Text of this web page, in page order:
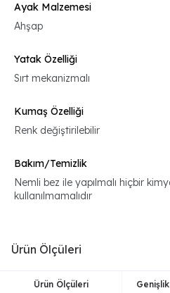
Ayak Malzemesi
Ahşap
Yatak Özelliği
Sırt mekanizmalı
Kumaş Özelliği
Renk değiştirilebilir
Bakım/Temizlik
Nemli bez ile yapılmalı hiçbir
kullanılmamalıdır
Ürün Ölçüleri
Ürün Ölçüleri Genişlik